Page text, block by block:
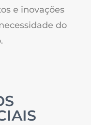
e inovações
do